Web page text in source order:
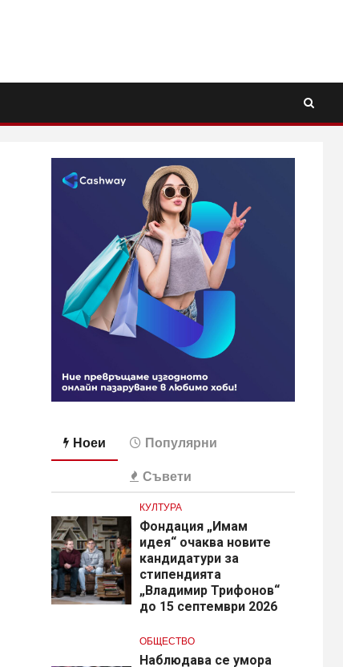
Ноеи Популярни
Съвети
КУЛТУРА
Фондация „Имам
идея“ очаква новите
кандидатури за
стипендията
„Владимир Трифонов“
до 15 септември 2026
ОБЩЕСТВО
Наблюдава се умора